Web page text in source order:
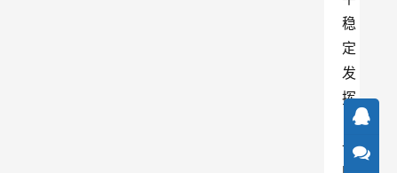
稳
定
发
挥
，
让